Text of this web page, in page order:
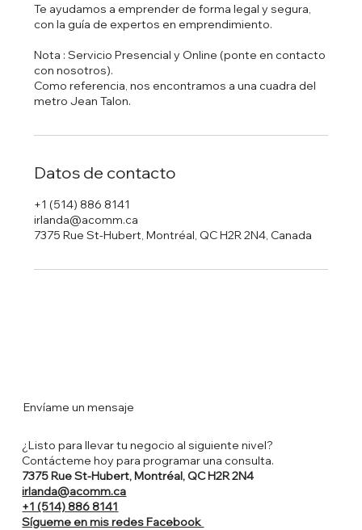
Te ayudamos a emprender de forma legal y segura,
con la guía de expertos en emprendimiento.
Nota : Servicio Presencial y Online (ponte en contacto
con nosotros).
Como referencia, nos encontramos a una cuadra del
Datos de contacto
+1 (514) 886 8141
irlanda@acomm.ca
7375 Rue St-Hubert, Montréal, QC H2R 2N4, Canada
¿Listo para llevar tu negocio al siguiente nivel?
Contácteme hoy para programar una consulta.
7375 Rue St-Hubert, Montréal, QC H2R 2N4
irlanda@acomm.ca
+1 (514) 886 8141
Sígueme en mis redes Facebook
Envíame un mensaje